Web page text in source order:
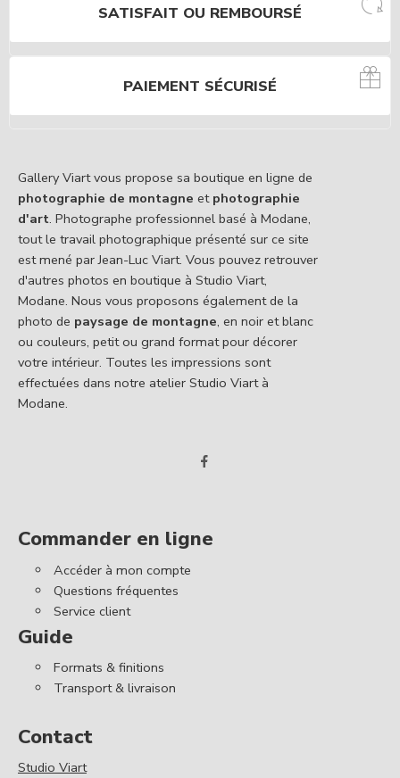
SATISFAIT OU REMBOURSÉ
PAIEMENT SÉCURISÉ
Gallery Viart vous propose sa boutique en ligne de
photographie de montagne et photographie
d'art. Photographe professionnel basé à Modane,
tout le travail photographique présenté sur ce site
est mené par Jean-Luc Viart. Vous pouvez retrouver
d'autres photos en boutique à Studio Viart,
Modane. Nous vous proposons également de la
photo de paysage de montagne, en noir et blanc
ou couleurs, petit ou grand format pour décorer
votre intérieur. Toutes les impressions sont
effectuées dans notre atelier Studio Viart à
Modane.
Commander en ligne
Accéder à mon compte
Questions fréquentes
Service client
Guide
Formats & finitions
Transport & livraison
Contact
Studio Viart